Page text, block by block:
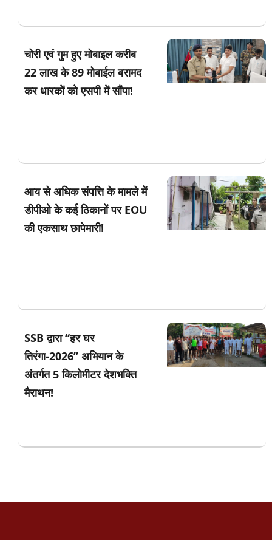
चोरी एवं गुम हुए मोबाइल करीब
22 लाख के 89 मोबाईल बरामद
कर धारकों को एसपी में सौंपा!
आय से अधिक संपत्ति के मामले में
डीपीओ के कई ठिकानों पर EOU
की एकसाथ छापेमारी!
SSB द्वारा “हर घर
तिरंगा-2026” अभियान के
अंतर्गत 5 किलोमीटर देशभक्ति
मैराथन!